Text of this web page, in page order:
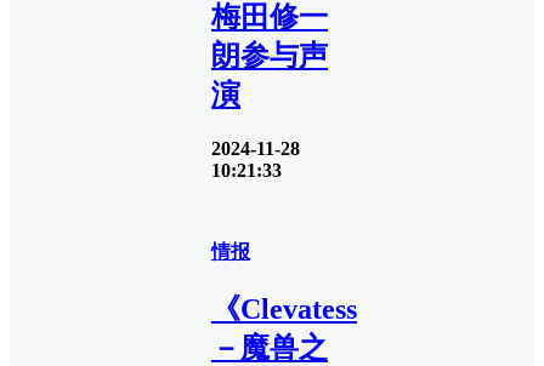
梅田修一
朗参与声
演
2024-11-28
10:21:33
情报
《Clevatess
－魔兽之